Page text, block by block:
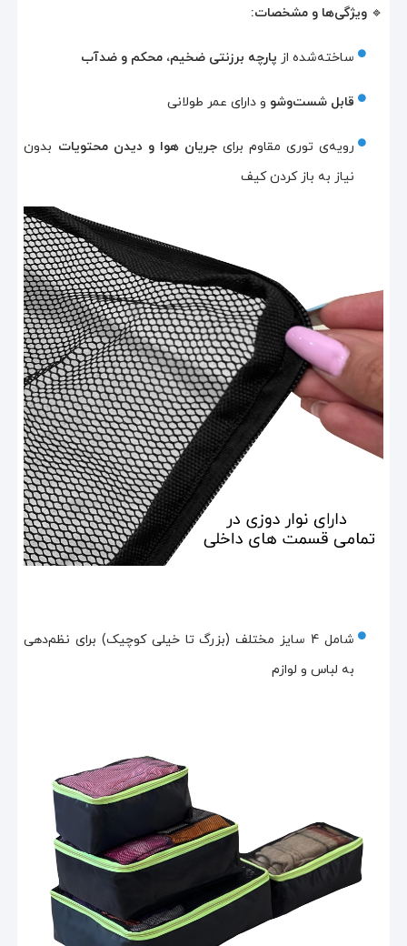
🔹ویژگی‌ها و مشخصات:
ساخته‌شده از پارچه برزنتی ضخیم، محکم و ضدآب
قابل شست‌وشو و دارای عمر طولانی
رویه‌ی توری مقاوم برایجریان هوا و دیدن محتویات بدون
نیاز به باز کردن کیف
شامل 4 سایز مختلف (بزرگ تا خیلی کوچیک) برای نظم‌دهی
به لباس و لوازم